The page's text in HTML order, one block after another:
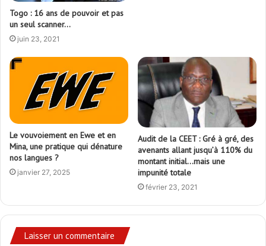
Togo : 16 ans de pouvoir et pas
un seul scanner…
juin 23, 2021
Le vouvoiement en Ewe et en
Mina, une pratique qui dénature
nos langues ?
janvier 27, 2025
Audit de la CEET : Gré à gré, des
avenants allant jusqu’à 110% du
montant initial…mais une
impunité totale
février 23, 2021
Laisser un commentaire